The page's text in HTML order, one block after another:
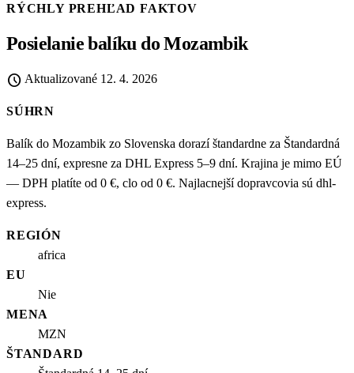
RÝCHLY PREHĽAD FAKTOV
Posielanie balíku do Mozambik
schedule Aktualizované 12. 4. 2026
SÚHRN
Balík do Mozambik zo Slovenska dorazí štandardne za Štandardná
14–25 dní, expresne za DHL Express 5–9 dní. Krajina je mimo EÚ
— DPH platíte od 0 €, clo od 0 €. Najlacnejší dopravcovia sú dhl-
express.
REGIÓN
africa
EU
Nie
MENA
MZN
ŠTANDARD